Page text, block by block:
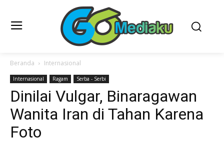
Beranda Internasional
Internasional Ragam Serba - Serbi
Dinilai Vulgar, Binaragawan
Wanita Iran di Tahan Karena
Foto